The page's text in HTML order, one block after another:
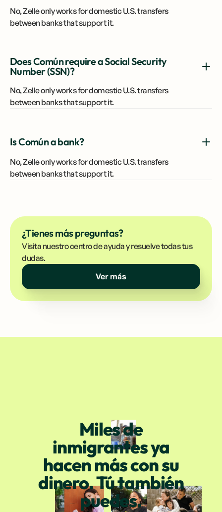
No, Zelle only works for domestic U.S. transfers
between banks that support it.
Does Común require a Social Security
Number (SSN)?
No, Zelle only works for domestic U.S. transfers
between banks that support it.
Is Común a bank?
No, Zelle only works for domestic U.S. transfers
between banks that support it.
¿Tienes más preguntas?
Visita nuestro centro de ayuda y resuelve todas tus
dudas.
Ver más
Miles de
inmigrantes ya
hacen más con su
dinero. Tú también
puedes.